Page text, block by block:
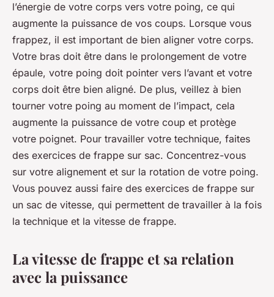
l’énergie de votre corps vers votre poing, ce qui
augmente la puissance de vos coups. Lorsque vous
frappez, il est important de bien aligner votre corps.
Votre bras doit être dans le prolongement de votre
épaule, votre poing doit pointer vers l’avant et votre
corps doit être bien aligné. De plus, veillez à bien
tourner votre poing au moment de l’impact, cela
augmente la puissance de votre coup et protège
votre poignet. Pour travailler votre technique, faites
des exercices de frappe sur sac. Concentrez-vous
sur votre alignement et sur la rotation de votre poing.
Vous pouvez aussi faire des exercices de frappe sur
un sac de vitesse, qui permettent de travailler à la fois
la technique et la vitesse de frappe.
La vitesse de frappe et sa relation
avec la puissance